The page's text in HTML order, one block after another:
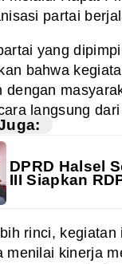
partai
yang
bahwa
dengan
langsung
DPRD Halsel
III Siapkan
rinci,
menilai kinerja